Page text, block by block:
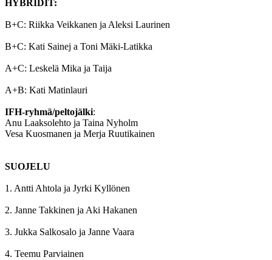
HYBRIDIT:
B+C: Riikka Veikkanen ja Aleksi Laurinen
B+C: Kati Sainej a Toni Mäki-Latikka
A+C: Leskelä Mika ja Taija
A+B: Kati Matinlauri
IFH-ryhmä/peltojälki:
Anu Laaksolehto ja Taina Nyholm
Vesa Kuosmanen ja Merja Ruutikainen
SUOJELU
1. Antti Ahtola ja Jyrki Kyllönen
2. Janne Takkinen ja Aki Hakanen
3. Jukka Salkosalo ja Janne Vaara
4. Teemu Parviainen